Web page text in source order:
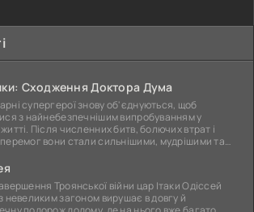
Сходження Доктора Дума
супергерої знову об'єднуються, щоб
з найнебезпечнішим випробуванням у
Після численних битв, болючих втрат і
вони стали сильнішими, мудрішими та
Троянської війни цар Ітаки Одіссей
невеликим загоном вирушає в довгу й